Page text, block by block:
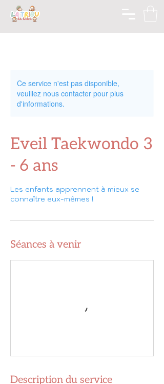
Ce service n'est pas disponible,
veuillez nous contacter pour plus
d'informations.
Eveil Taekwondo 3
- 6 ans
Les enfants apprennent à mieux se
connaître eux-mêmes !
Séances à venir
Description du service